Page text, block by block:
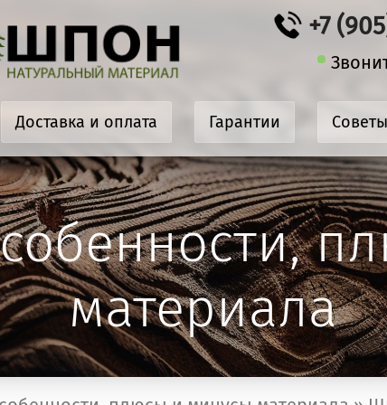
Доставка и оплата Гарантии Cоветы
+7
материала